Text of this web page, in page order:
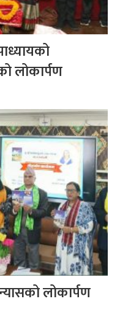
लोकार्पण
लोकार्पण